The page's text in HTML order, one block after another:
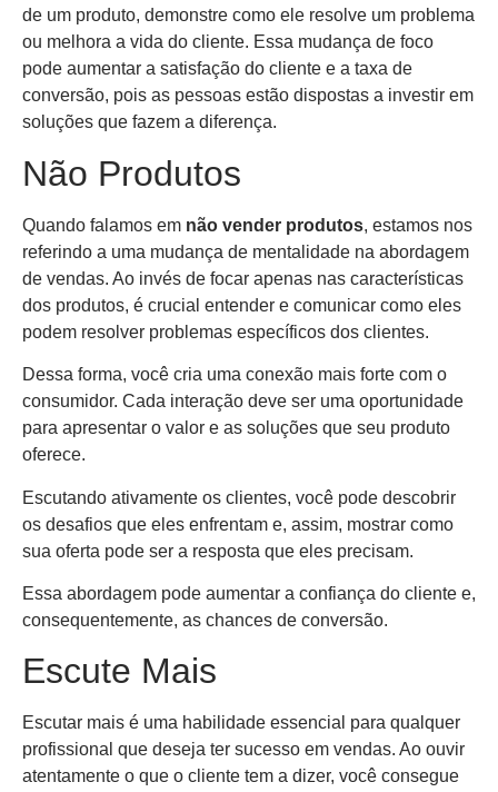
de um produto, demonstre como ele resolve um problema
ou melhora a vida do cliente. Essa mudança de foco
pode aumentar a satisfação do cliente e a taxa de
conversão, pois as pessoas estão dispostas a investir em
soluções que fazem a diferença.
Não Produtos
Quando falamos em não vender produtos, estamos nos
referindo a uma mudança de mentalidade na abordagem
de vendas. Ao invés de focar apenas nas características
dos produtos, é crucial entender e comunicar como eles
podem resolver problemas específicos dos clientes.
Dessa forma, você cria uma conexão mais forte com o
consumidor. Cada interação deve ser uma oportunidade
para apresentar o valor e as soluções que seu produto
oferece.
Escutando ativamente os clientes, você pode descobrir
os desafios que eles enfrentam e, assim, mostrar como
sua oferta pode ser a resposta que eles precisam.
Essa abordagem pode aumentar a confiança do cliente e,
consequentemente, as chances de conversão.
Escute Mais
Escutar mais é uma habilidade essencial para qualquer
profissional que deseja ter sucesso em vendas. Ao ouvir
atentamente o que o cliente tem a dizer, você consegue